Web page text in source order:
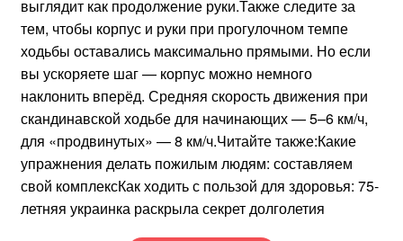
выглядит как продолжение руки.Также следите за
тем, чтобы корпус и руки при прогулочном темпе
ходьбы оставались максимально прямыми. Но если
вы ускоряете шаг — корпус можно немного
наклонить вперёд. Средняя скорость движения при
скандинавской ходьбе для начинающих — 5–6 км/ч,
для «продвинутых» — 8 км/ч.Читайте также:Какие
упражнения делать пожилым людям: составляем
свой комплексКак ходить с пользой для здоровья: 75-
летняя украинка раскрыла секрет долголетия